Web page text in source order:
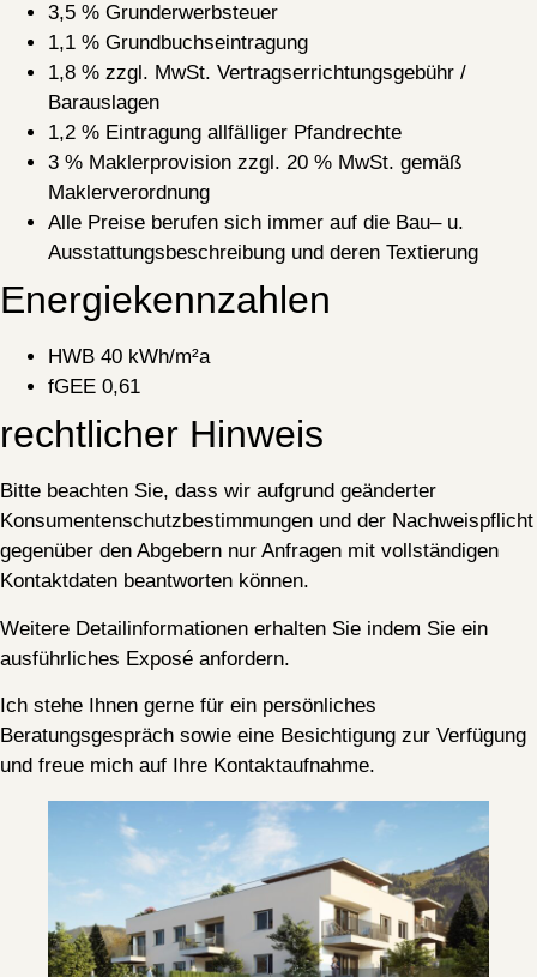
3,5 % Grunderwerbsteuer
1,1 % Grundbuchseintragung
1,8 % zzgl. MwSt. Vertragserrichtungsgebühr /
Barauslagen
1,2 % Eintragung allfälliger Pfandrechte
3 % Maklerprovision zzgl. 20 % MwSt. gemäß
Maklerverordnung
Alle Preise berufen sich immer auf die Bau– u.
Ausstattungsbeschreibung und deren Textierung
Energiekennzahlen
HWB 40 kWh/m²a
fGEE 0,61
rechtlicher Hinweis
Bitte beachten Sie, dass wir aufgrund geänderter
Konsumentenschutzbestimmungen und der Nachweispflicht
gegenüber den Abgebern nur Anfragen mit vollständigen
Kontaktdaten beantworten können.
Weitere Detailinformationen erhalten Sie indem Sie ein
ausführliches Exposé anfordern.
Ich stehe Ihnen gerne für ein persönliches
Beratungsgespräch sowie eine Besichtigung zur Verfügung
und freue mich auf Ihre Kontaktaufnahme.